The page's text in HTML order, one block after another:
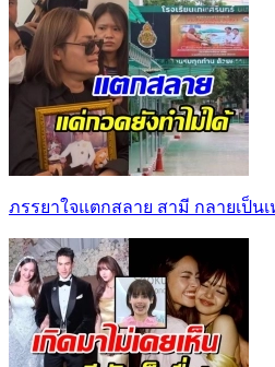
ภรรยาใจแตกสลาย สามี กลายเป็น